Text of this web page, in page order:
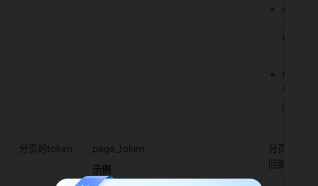
Union
如何获
user_id
User ID
如何获
分页的token
page_token
示例
分页标记，
回新的